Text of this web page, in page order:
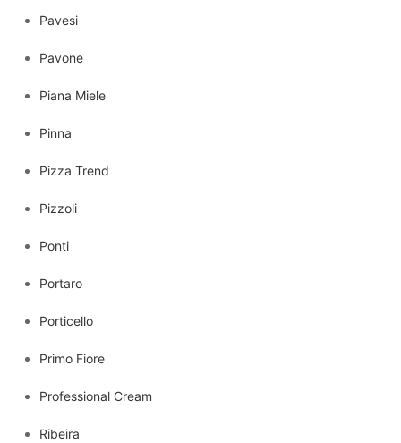
Pavesi
Pavone
Piana Miele
Pinna
Pizza Trend
Pizzoli
Ponti
Portaro
Porticello
Primo Fiore
Professional Cream
Ribeira